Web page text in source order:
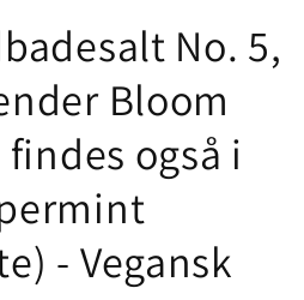
No. 5,
Bloom
også i
- Vegansk